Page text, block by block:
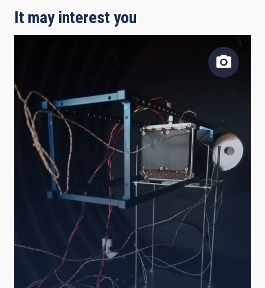
It may interest you